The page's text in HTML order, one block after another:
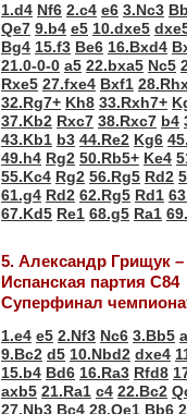
1.d4 Nf6 2.c4 e6 3.Nc3
Qe7 9.b4 e5 10.dxe5
Bg4 15.f3 Be6 16.Bxd4
21.0-0-0 a5 22.bxa5 Nc5
Rxe5 27.fxe4 Bxf1
32.Rg7+ Kh8 33.Rxh7+
37.Kb2 Rxc7 38.Rxc7 b4
43.Kb1 b3 44.Re2 Kg6
49.h4 Rg2 50.Rb5+ Ke4
55.Kc4 Rg2 56.Rg5 Rd2
61.g4 Rd2 62.Rg5 Rd1
67.Kd5 Re1 68.g5 Ra1
5. Александр Грищук
Испанская партия С84
Суперфинал
1.e4 e5 2.Nf3 Nc6 3.Bb5
9.Bc2 d5 10.Nbd2 dxe4
15.b4 Bd6 16.Ra3 Rfd8
axb5 21.Ra1 c4 22.Bc2
27.Nb3 Bc4 28.Qe1 Bb6